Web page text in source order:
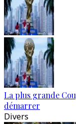
La plus grande
démarrer
Divers